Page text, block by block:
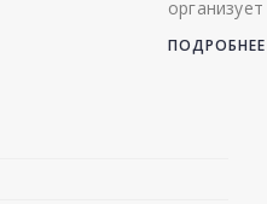
ПОДРОБНЕЕ